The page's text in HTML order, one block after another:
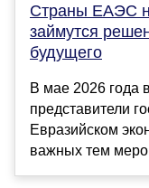
Страны ЕАЭС
займутся
будущего
В мае 2026 года
представители
Евразийском
важных тем